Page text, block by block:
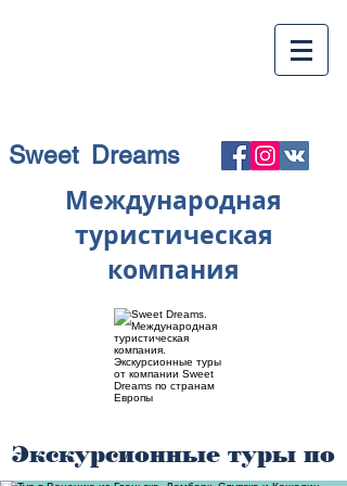
Sweet Dreams
Международная
туристическая
компания
Экскурсионные туры по